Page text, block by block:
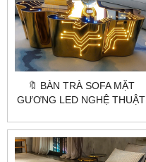
🔖 BÀN TRÀ SOFA MẶT
GƯƠNG LED NGHỆ THUẬT
CÔNG NGHỆ TƯƠNG LAI